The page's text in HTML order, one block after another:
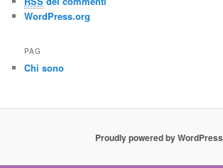
WordPress.org
PAG
Chi sono
Proudly powered by WordPress